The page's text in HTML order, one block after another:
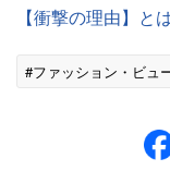
【衝撃の理由】と
#ファッション・ビュ